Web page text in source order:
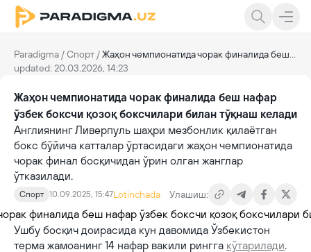
Paradigma /Спорт /Жаҳон чемпионатида чорак финалида беш нафар ўзбек боксчи қозоқ боксчилари билан тўқнаш келади
updated: 20.03.2026, 14:23
Жаҳон чемпионатида чорак финалида беш нафар
ўзбек боксчи қозоқ боксчилари билан тўқнаш келади
Англиянинг Ливерпуль шаҳри мезбонлик қилаётган
бокс бўйича катталар ўртасидаги жаҳон чемпионатида
чорак финал босқичидан ўрин олган жанглар
ўтказилади.
Спорт 10.09.2025, 15:47Lotinchada Улашиш:
Ушбу босқич доирасида кун давомида Ўзбекистон
терма жамоанинг 14 нафар вакили рингга кўтарилади.